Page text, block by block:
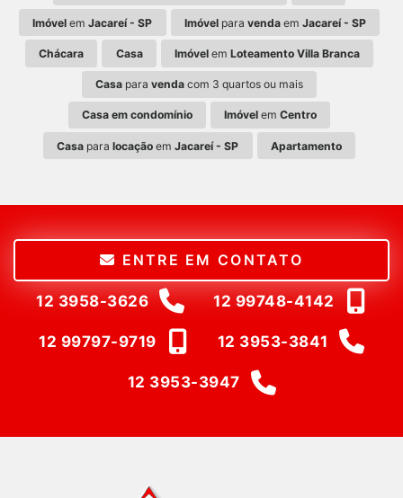
Imóvel emJacareí - SP Imóvelpara vendaem Jacareí - SP
Chácara Casa Imóvelem Loteamento Villa Branca
Casa para venda com 3 quartos ou mais
Casa em condomínio Imóvel emCentro
Casa paralocação emJacareí - SP Apartamento
ENTRE EM CONTATO
12 3958-3626 12 99748-4142
12 99797-9719 12 3953-3841
12 3953-3947